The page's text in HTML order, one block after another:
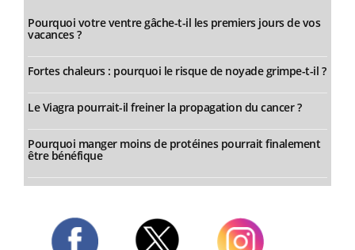
Pourquoi votre ventre gâche-t-il les premiers jours de vos
vacances ?
Fortes chaleurs : pourquoi le risque de noyade grimpe-t-il ?
Le Viagra pourrait-il freiner la propagation du cancer ?
Pourquoi manger moins de protéines pourrait finalement
être bénéfique